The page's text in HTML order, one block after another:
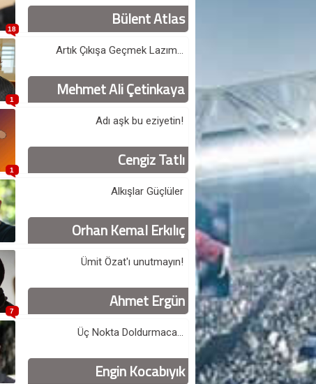
18 Bülent Atlas
1
Artık Çıkışa Geçmek Lazım...
Mehmet Ali Çetinkaya
1
Adı aşk bu eziyetin!
Cengiz Tatlı
Alkışlar Güçlüler
Orhan Kemal Erkılıç
7
Ümit Özat'ı unutmayın!
Ahmet Ergün
Üç Nokta Doldurmaca...
Engin Kocabıyık